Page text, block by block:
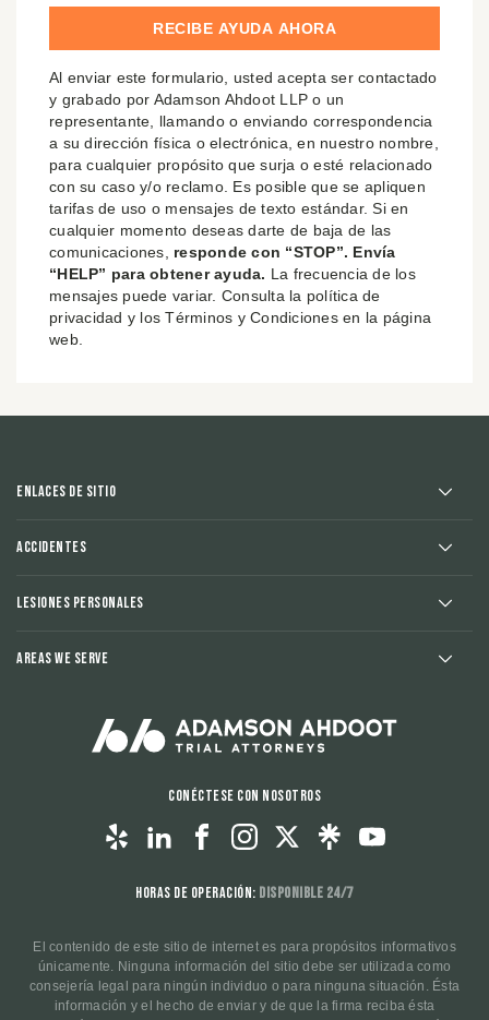
Al enviar este formulario, usted acepta ser contactado
y grabado por Adamson Ahdoot LLP o un
representante, llamando o enviando correspondencia
a su dirección física o electrónica, en nuestro nombre,
para cualquier propósito que surja o esté relacionado
con su caso y/o reclamo. Es posible que se apliquen
tarifas de uso o mensajes de texto estándar. Si en
cualquier momento deseas darte de baja de las
comunicaciones, responde con “STOP”. Envía
“HELP” para obtener ayuda. La frecuencia de los
mensajes puede variar. Consulta la política de
privacidad y los Términos y Condiciones en la página
web.
Enlaces de sitio
Accidentes
Lesiones Personales
Areas We Serve
Conéctese con nosotros
Horas de operación: Disponible 24/7
El contenido de este sitio de internet es para propósitos informativos
únicamente. Ninguna información del sitio debe ser utilizada como
consejería legal para ningún individuo o para ninguna situación. Ésta
información y el hecho de enviar y de que la firma reciba ésta